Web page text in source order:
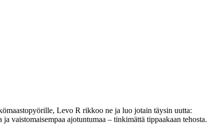
Levo R rikkoo ne ja luo jotain täysin uutta:
vaistomaisempaa ajotuntumaa – tinkimättä tippaakaan tehosta.